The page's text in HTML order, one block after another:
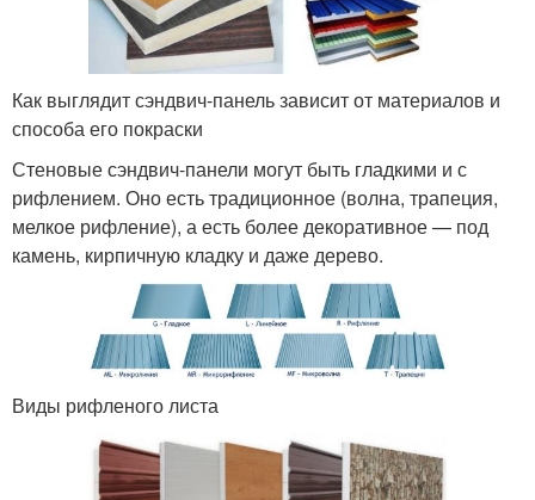
Как выглядит сэндвич-панель зависит от материалов и
способа его покраски
Стеновые сэндвич-панели могут быть гладкими и с
рифлением. Оно есть традиционное (волна, трапеция,
мелкое рифление), а есть более декоративное — под
камень, кирпичную кладку и даже дерево.
Виды рифленого листа